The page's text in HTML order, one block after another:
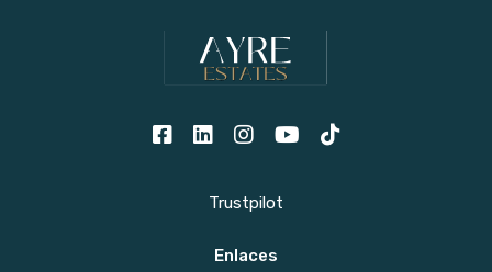
Trustpilot
Enlaces